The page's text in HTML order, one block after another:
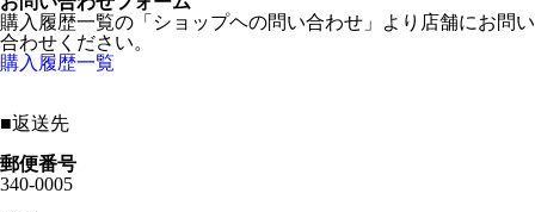
購入履歴一覧の「ショップヘの問い合わせ」より店舗にお問い
合わせください。
購入履歴一覧
■返送先
郵便番号
340-0005